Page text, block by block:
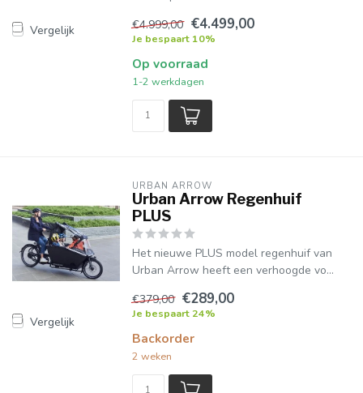
Vergelijk
€4.999,00 €4.499,00
Je bespaart 10%
Op voorraad
1-2 werkdagen
Vergelijk
URBAN ARROW
Urban Arrow Regenhuif
PLUS
Het nieuwe PLUS model regenhuif van
Urban Arrow heeft een verhoogde vo...
€379,00 €289,00
Je bespaart 24%
Backorder
2 weken